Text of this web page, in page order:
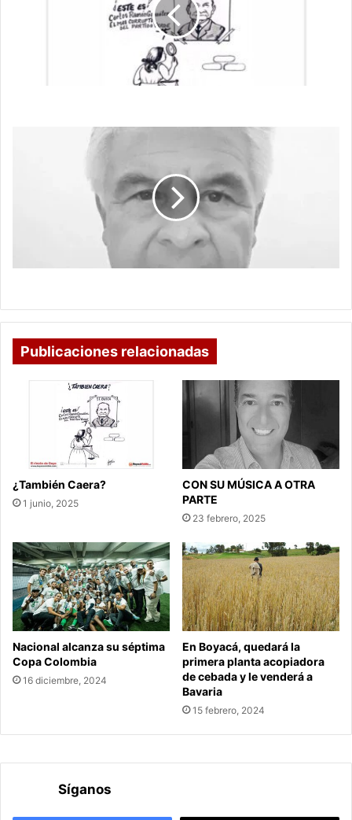
Publicaciones relacionadas
¿También Caera?
1 junio, 2025
CON SU MÚSICA A OTRA
PARTE
23 febrero, 2025
Nacional alcanza su séptima
Copa Colombia
16 diciembre, 2024
En Boyacá, quedará la
primera planta acopiadora
de cebada y le venderá a
Bavaria
15 febrero, 2024
Síganos